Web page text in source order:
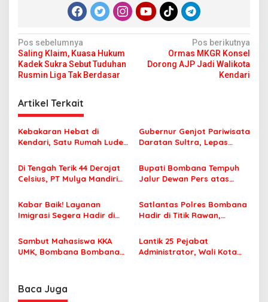
N
a
v
i
g
a
s
i
p
s
Pos sebelumnya
Saling Klaim, Kuasa Hukum
Kadek Sukra Sebut Tuduhan
Rusmin Liga Tak Berdasar
Pos berikutnya
Ormas MKGR Konsel
Dorong AJP Jadi Walikota
Kendari
Artikel Terkait
Kebakaran Hebat di
Kendari, Satu Rumah Ludes
Gubernur Genjot Pariwisata
Daratan Sultra, Lepas
Tiga Kabupaten Unggulan
Di Tengah Terik 44 Derajat
Celsius, PT Mulya Mandiri
Jamaah Tetap Sehat dan
Nyaman Beribadah
Bupati Bombana Tempuh
Jalur Dewan Pers atas
Korupsi Jembatan Cirauci II
Kabar Baik! Layanan
Imigrasi Segera Hadir di
Perlu Lagi ke Kendari
Satlantas Polres Bombana
Hadir di Titik Rawan,
Sekolah dengan Aman
Sambut Mahasiswa KKA
UMK, Bombana Bombana
Lantik 25 Pejabat
Administrator, Wali Kota
Baca Juga